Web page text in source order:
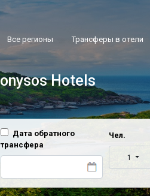
Все регионы Трансферы в отели
Hotels
Дата обратного
трансфера
Чел.
1